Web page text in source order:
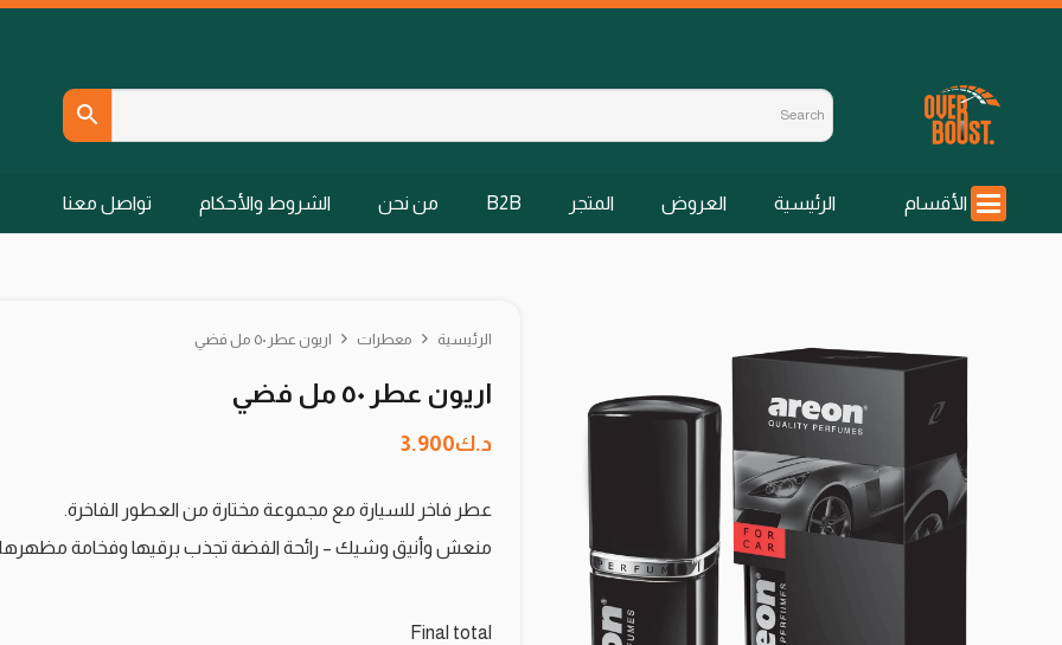
الأقسام الرئيسية العروض المتجر B2B من نحن الشروط والأحكام تواصل معنا
الرئيسية معطرات اريون عطر ٥٠ مل فضي
اريون عطر ٥٠ مل فضي
د.ك3.900
عطر فاخر للسيارة مع مجموعة مختارة من العطور الفاخرة.
منعش وأنيق وشيك – رائحة الفضة تجذب برقيها وفخامة
Final total